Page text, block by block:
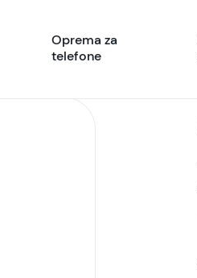
Oprema za
telefone